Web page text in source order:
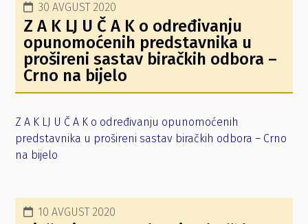
30 AVGUST 2020
Z A K LJ U Č A K o određivanju
opunomoćenih predstavnika u
prošireni sastav biračkih odbora –
Crno na bijelo
Z A K LJ U Č A K o određivanju opunomoćenih
predstavnika u prošireni sastav biračkih odbora – Crno
na bijelo
10 AVGUST 2020